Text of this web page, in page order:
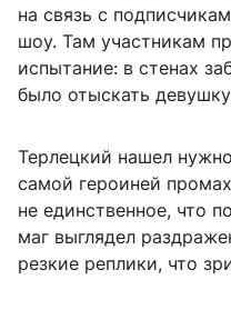
на связь с
шоу. Там участникам
испытание: в стенах
было отыскать
Терлецкий нашел
самой героиней
не единственное, что
маг выглядел
резкие реплики, что